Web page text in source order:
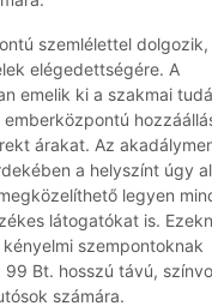
szemlélettel dolgozik,
elégedettségére. A
emelik ki a szakmai
árakat. Az
a helyszínt úgy
legyen
látogatókat is.
szempontoknak
99 Bt. hosszú távú,
számára.